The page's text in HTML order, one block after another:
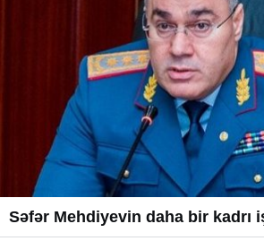
Səfər Mehdiyevin daha bir kadrı